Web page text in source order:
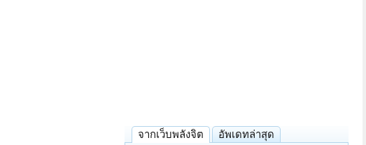
จากเว็บพลังจิต อัพเดทล่าสุด